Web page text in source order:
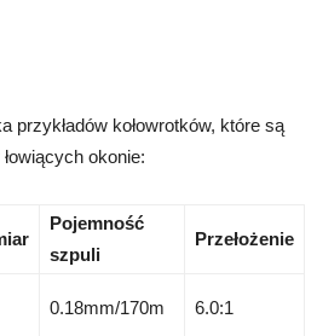
przykładów kołowrotków, które są
okonie:
Pojemność
szpuli
Przełożenie
0.18mm/170m 6.0:1